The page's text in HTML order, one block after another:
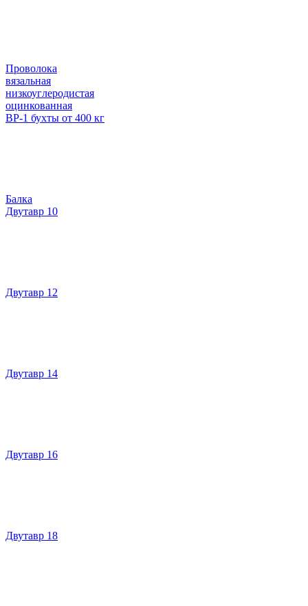
Проволока
вязальная
низкоуглеродистая
оцинкованная
ВР-1 бухты от 400 кг
Балка
Двутавр 10
Двутавр 12
Двутавр 14
Двутавр 16
Двутавр 18